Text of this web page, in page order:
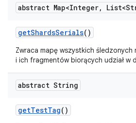
abstract Map<Integer,
getShardsSerials()
Zwraca mapę wszystkich śledzonych
i ich fragmentów biorących udział w
abstract String
getTestTag()